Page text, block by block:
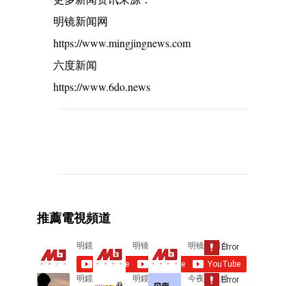
明镜新闻网
https://www.mingjingnews.com
六度新闻
https://www.6do.news
n
t
s
推薦電視頻道